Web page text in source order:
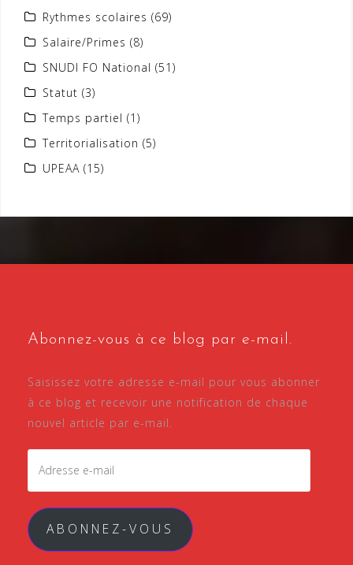
Rythmes scolaires (69)
Salaire/Primes (8)
SNUDI FO National (51)
Statut (3)
Temps partiel (1)
Territorialisation (5)
UPEAA (15)
Abonnez-vous à ce blog par e-mail.
Saisissez votre adresse e-mail pour vous abonner
à ce blog et recevoir une notification de chaque
nouvel article par e-mail.
ABONNEZ-VOUS